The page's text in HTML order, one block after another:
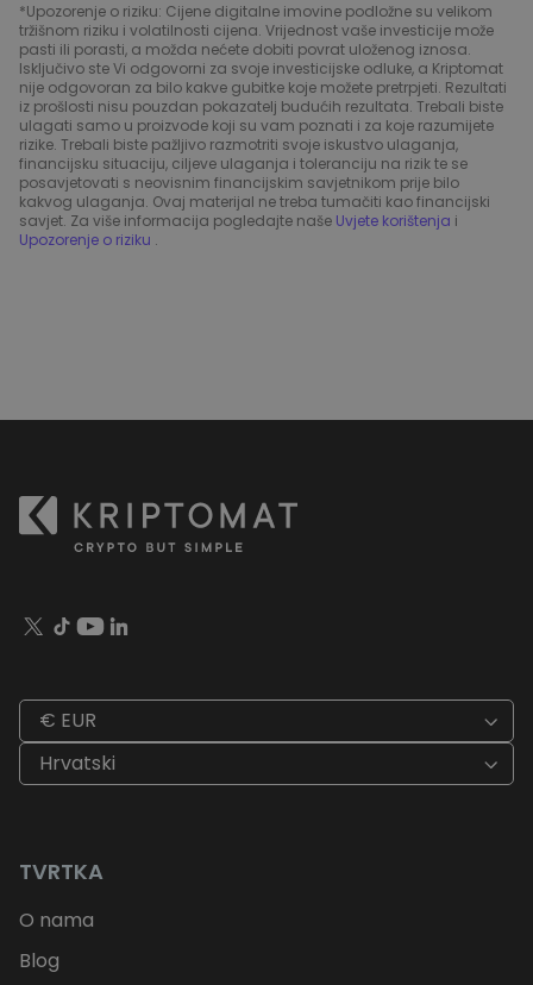
*Upozorenje o riziku: Cijene digitalne imovine podložne su velikom
tržišnom riziku i volatilnosti cijena. Vrijednost vaše investicije može
pasti ili porasti, a možda nećete dobiti povrat uloženog iznosa.
Isključivo ste Vi odgovorni za svoje investicijske odluke, a Kriptomat
nije odgovoran za bilo kakve gubitke koje možete pretrpjeti. Rezultati
iz prošlosti nisu pouzdan pokazatelj budućih rezultata. Trebali biste
ulagati samo u proizvode koji su vam poznati i za koje razumijete
rizike. Trebali biste pažljivo razmotriti svoje iskustvo ulaganja,
financijsku situaciju, ciljeve ulaganja i toleranciju na rizik te se
posavjetovati s neovisnim financijskim savjetnikom prije bilo
kakvog ulaganja. Ovaj materijal ne treba tumačiti kao financijski
savjet. Za više informacija pogledajte naše Uvjete korištenja i
Upozorenje o riziku .
€ EUR
Hrvatski
TVRTKA
O nama
Blog